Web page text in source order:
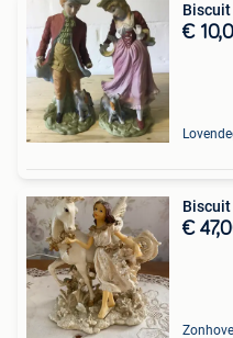
€
€